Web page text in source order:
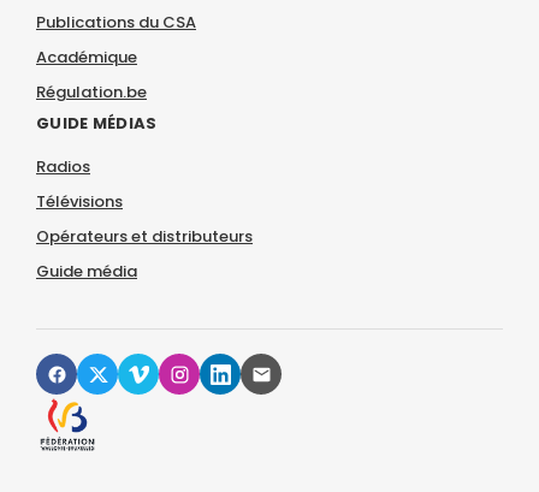
Publications du CSA
Académique
Régulation.be
GUIDE MÉDIAS
Radios
Télévisions
Opérateurs et distributeurs
Guide média